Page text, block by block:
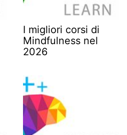
I migliori corsi di
Mindfulness nel
2026